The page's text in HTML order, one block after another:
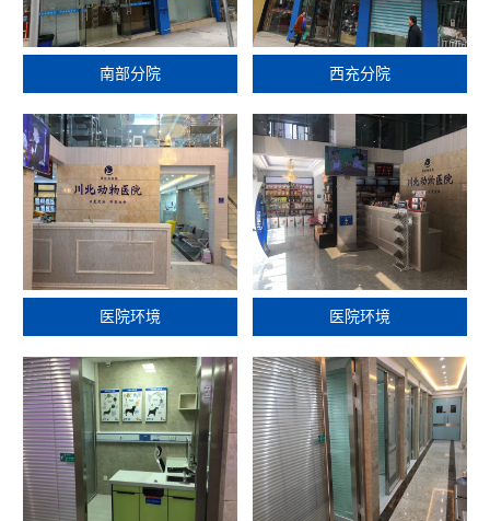
南部分院 西充分院
医院环境 医院环境